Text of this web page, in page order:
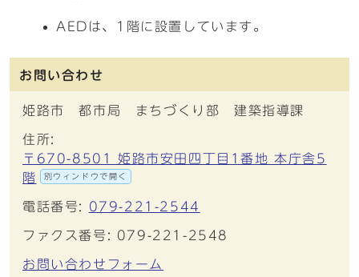
AEDは、1階に設置しています。
お問い合わせ
姫路市 都市局 まちづくり部 建築指導課
住所:
〒670-8501 姫路市安田四丁目1番地 本庁舎5
階
別ウィンドウで開く
電話番号: 079-221-2544
ファクス番号: 079-221-2548
お問い合わせフォーム